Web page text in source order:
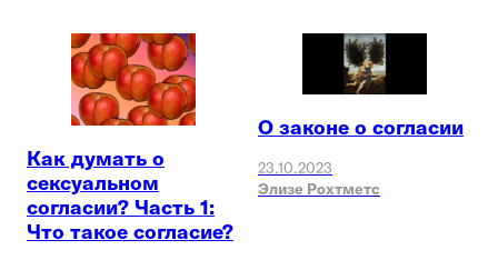
Как думать о
сексуальном
согласии? Часть 1:
Что такое согласие?
О законе о согласии
23.10.2023
Элизе Рохтметс